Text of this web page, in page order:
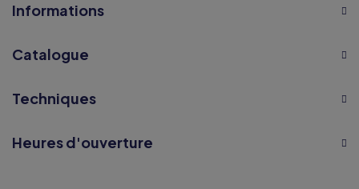
Informations
Catalogue
Techniques
Heures d'ouverture